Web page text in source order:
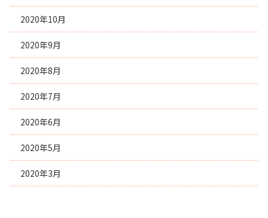
2020年10月
2020年9月
2020年8月
2020年7月
2020年6月
2020年5月
2020年3月